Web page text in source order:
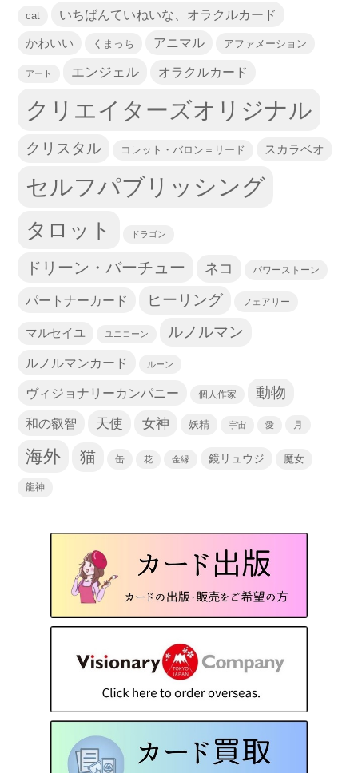
cat いちばんていねいな、オラクルカード
かわいい くまっち アニマル アファメーション
アート エンジェル オラクルカード
クリエイターズオリジナル
クリスタル コレット・バロン＝リード スカラベオ
セルフパブリッシング
タロット ドラゴン
ドリーン・バーチュー ネコ パワーストーン
パートナーカード ヒーリング フェアリー
マルセイユ ユニコーン ルノルマン
ルノルマンカード ルーン
ヴィジョナリーカンパニー 個人作家 動物
和の叡智 天使 女神 妖精 宇宙 愛 月
海外 猫 缶 花 金縁 鏡リュウジ 魔女
龍神